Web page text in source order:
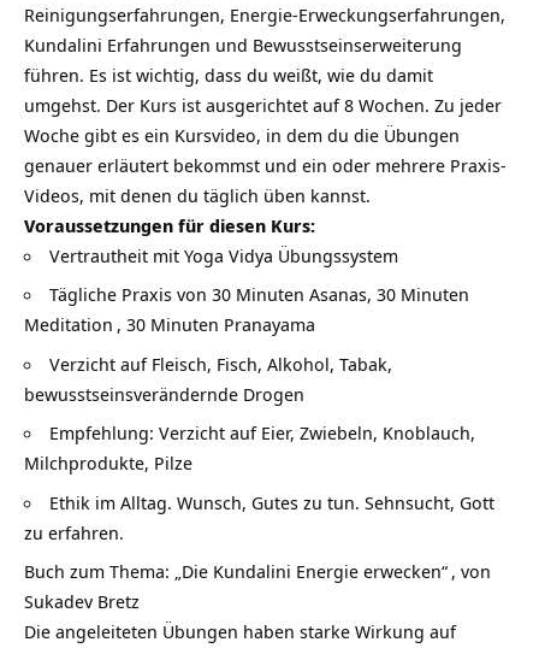
Reinigungserfahrungen, Energie-Erweckungserfahrungen,
Kundalini Erfahrungen und Bewusstseinserweiterung
führen. Es ist wichtig, dass du weißt, wie du damit
umgehst. Der Kurs ist ausgerichtet auf 8 Wochen. Zu jeder
Woche gibt es ein Kursvideo, in dem du die Übungen
genauer erläutert bekommst und ein oder mehrere Praxis-
Videos, mit denen du täglich üben kannst.
Voraussetzungen für diesen Kurs:
Vertrautheit mit Yoga Vidya Übungssystem
Tägliche Praxis von 30 Minuten Asanas, 30 Minuten
Meditation , 30 Minuten Pranayama
Verzicht auf Fleisch, Fisch, Alkohol, Tabak,
bewusstseinsverändernde Drogen
Empfehlung: Verzicht auf Eier, Zwiebeln, Knoblauch,
Milchprodukte, Pilze
Ethik im Alltag. Wunsch, Gutes zu tun. Sehnsucht, Gott
zu erfahren.
Buch zum Thema: „Die Kundalini Energie erwecken“ , von
Sukadev Bretz
Die angeleiteten Übungen haben starke Wirkung auf